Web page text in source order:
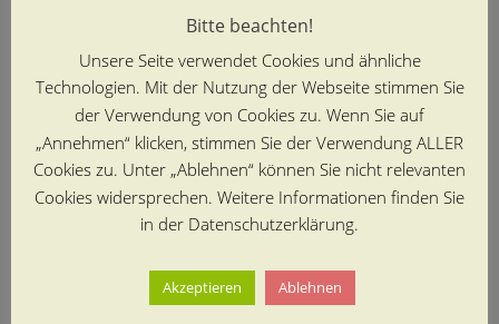
Bitte beachten!
Unsere Seite verwendet Cookies und ähnliche
Technologien. Mit der Nutzung der Webseite stimmen Sie
der Verwendung von Cookies zu. Wenn Sie auf
„Annehmen“ klicken, stimmen Sie der Verwendung ALLER
Cookies zu. Unter „Ablehnen“ können Sie nicht relevanten
Cookies widersprechen. Weitere Informationen finden Sie
in der Datenschutzerklärung.
Akzeptieren Ablehnen